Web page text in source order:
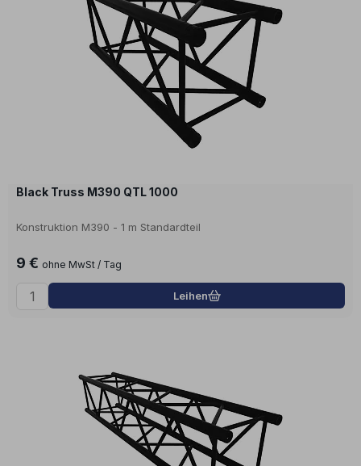
Black Truss M390 QTL 1000
Konstruktion M390 - 1 m Standardteil
9 € ohne MwSt / Tag
Leihen